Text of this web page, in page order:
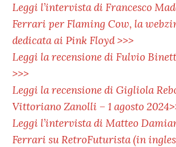
Leggi l’intervista di Francesco
Ferrari per Flaming Cow, la
dedicata ai Pink Floyd >>>
Leggi la recensione di Fulvio
>>>
Leggi la recensione di Gigliola
Vittoriano Zanolli – 1 agosto
Leggi l’intervista di Matteo
Ferrari su RetroFuturista (in